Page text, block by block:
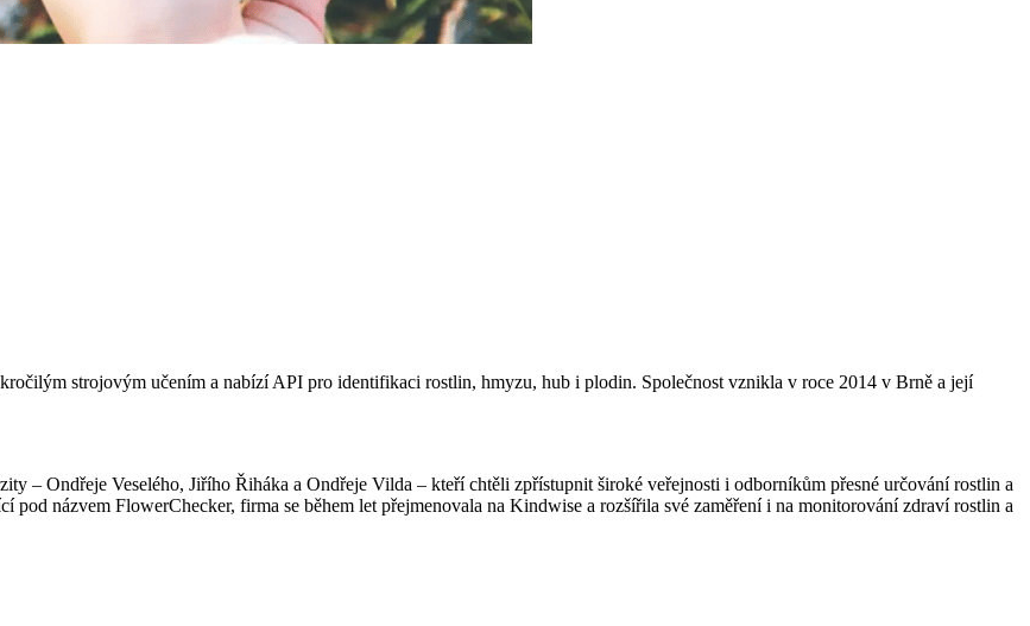
strojovým učením a nabízí API pro identifikaci rostlin, hmyzu, hub i plodin. Společnost vznikla v roce 2014 v Brně a její
– Ondřeje Veselého, Jiřího Řiháka a Ondřeje Vilda – kteří chtěli zpřístupnit široké veřejnosti i odborníkům přesné určování rostlin a
názvem FlowerChecker, firma se během let přejmenovala na Kindwise a rozšířila své zaměření i na monitorování zdraví rostlin a